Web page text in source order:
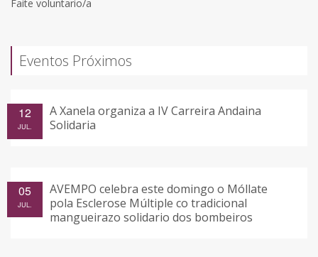
Faite voluntario/a
Eventos Próximos
A Xanela organiza a IV Carreira Andaina
Solidaria
12
JUL.
AVEMPO celebra este domingo o Móllate
pola Esclerose Múltiple co tradicional
mangueirazo solidario dos bombeiros
05
JUL.